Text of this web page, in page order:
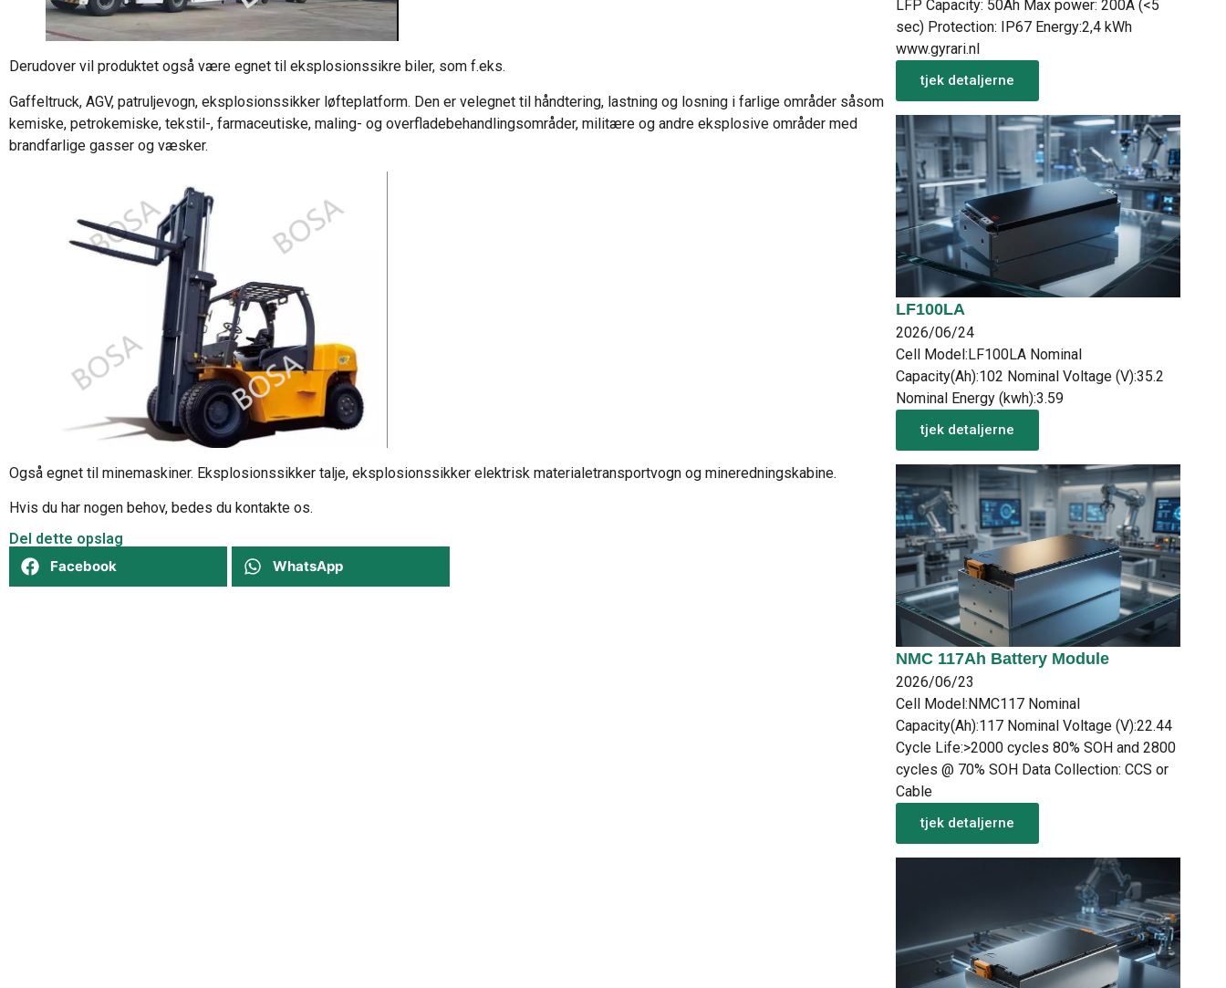
Derudover vil produktet også være egnet til eksplosionssikre biler, som f.eks.
Gaffeltruck, AGV, patruljevogn, eksplosionssikker løfteplatform. Den er velegnet til håndtering, lastning og losning i farlige områder såsom
kemiske, petrokemiske, tekstil-, farmaceutiske, maling- og overfladebehandlingsområder, militære og andre eksplosive områder med
brandfarlige gasser og væsker.
Også egnet til minemaskiner. Eksplosionssikker talje, eksplosionssikker elektrisk materialetransportvogn og mineredningskabine.
Hvis du har nogen behov, bedes du kontakte os.
Del dette opslag
Facebook
WhatsApp
LFP Capacity: 50Ah Max power: 200A (<5
sec) Protection: IP67 Energy:2,4 kWh
www.gyrari.nl
tjek detaljerne
LF100LA
2026/06/24
Cell Model:LF100LA Nominal
Capacity(Ah):102 Nominal Voltage (V):35.2
Nominal Energy (kwh):3.59
tjek detaljerne
NMC 117Ah Battery Module
2026/06/23
Cell Model:NMC117 Nominal
Capacity(Ah):117 Nominal Voltage (V):22.44
Cycle Life:>2000 cycles 80% SOH and 2800
cycles @ 70% SOH Data Collection: CCS or
Cable
tjek detaljerne